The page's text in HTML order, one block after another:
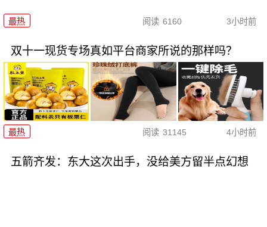
最热 阅读 6160 3小时前
双十一现货专场真如平台商家所说的那样吗？
最热 阅读 31145 4小时前
五箭齐发：东大这次出手，没给美方留半点幻想